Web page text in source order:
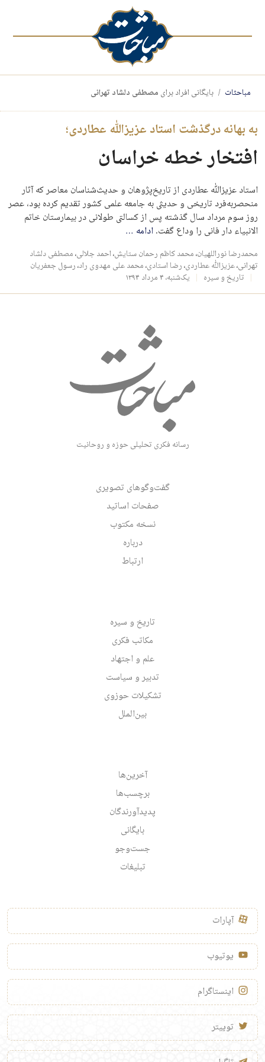
مباحثات بایگانی افراد برای مصطفی دلشاد تهرانی
به بهانه درگذشت استاد عزیزالله عطاردی؛
افتخار خطه خراسان
استاد عزیزالله عطاردی از تاریخ‌پژوهان و حدیث‌شناسان معاصر که آثار
منحصر‌به‌فرد تاریخی و حدیثی به جامعه علمی کشور تقدیم کرده بود، عصر
روز سوم مرداد سال گذشته پس از کسالتی طولانی در بیمارستان خاتم
الانبیاء دار فانی را وداع گفت.ادامه …
محمدرضا نوراللهیان،محمد کاظم رحمان ستایش،احمد جلالی،مصطفی دلشاد
تهرانی،عزیزالله عطاردی،رضا استادی،محمد علی مهدوی راد،رسول جعفریان
تاریخ و سیره
یک‌شنبه، ۴ مرداد ۱۳۹۴
رسانه فکری تحلیلی حوزه و روحانیت
گفت‌وگوهای تصویری
صفحات اساتید
نسخه مکتوب
درباره
ارتباط
تاریخ و سیره
مکاتب فکری
علم و اجتهاد
تدبیر و سیاست
تشکیلات حوزوی
بین‌الملل
آخرین‌ها
برچسب‌ها
پدیدآورندگان
بایگانی
جست‌وجو
تبلیغات
آپارات
یوتیوب
اینستاگرام
توییتر